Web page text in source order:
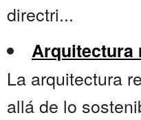
directri...
Arquitectura
La arquitectura
allá de lo